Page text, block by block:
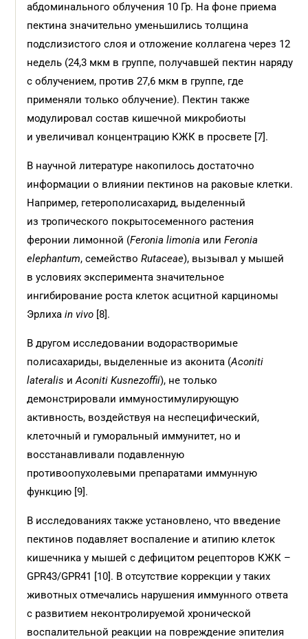
абдоминального облучения 10 Гр. На фоне приема
пектина значительно уменьшились толщина
подслизистого слоя и отложение коллагена через 12
недель (24,3 мкм в группе, получавшей пектин наряду
с облучением, против 27,6 мкм в группе, где
применяли только облучение). Пектин также
модулировал состав кишечной микробиоты
и увеличивал концентрацию КЖК в просвете [7].
В научной литературе накопилось достаточно
информации о влиянии пектинов на раковые клетки.
Например, гетерополисахарид, выделенный
из тропического покрытосеменного растения
феронии лимонной (Feronia limonia илиFeronia
elephantum, семействоRutaceae), вызывал у мышей
в условиях эксперимента значительное
ингибирование роста клеток асцитной карциномы
Эрлихаin vivo [8].
В другом исследовании водорастворимые
полисахариды, выделенные из аконита (Aconiti
lateralis иAconiti Kusnezoffii), не только
демонстрировали иммуностимулирующую
активность, воздействуя на неспецифический,
клеточный и гуморальный иммунитет, но и
восстанавливали подавленную
противоопухолевыми препаратами иммунную
функцию [9].
В исследованиях также установлено, что введение
пектинов подавляет воспаление и атипию клеток
кишечника у мышей с дефицитом рецепторов КЖК –
GPR43/GPR41 [10]. В отсутствие коррекции у таких
животных отмечались нарушения иммунного ответа
с развитием неконтролируемой хронической
воспалительной реакции на повреждение эпителия